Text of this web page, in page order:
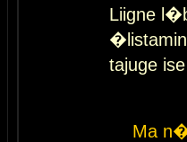
Liigne
tajuge
Ma